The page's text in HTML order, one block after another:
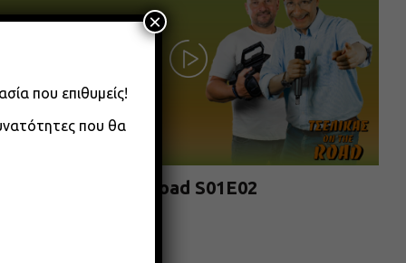
On The Road S01E02
που επιθυμείς!
που θα
×